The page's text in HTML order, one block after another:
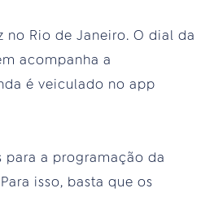
no Rio de Janeiro. O dial da
acompanha a
é veiculado no app
a programação da
isso, basta que os